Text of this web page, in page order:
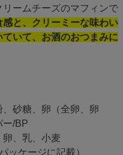
ームチーズのマフィンで
感と、クリーミーな味わい
いて、お酒のおつまみに
砂糖、卵（全卵、卵
ー/BP
卵、乳、小麦
ッケージに記載）